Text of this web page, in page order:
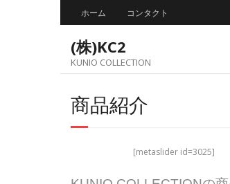
ホーム コンタクト
(株)KC2
KUNIO COLLECTION
商品紹介
[metaslider id=3025]